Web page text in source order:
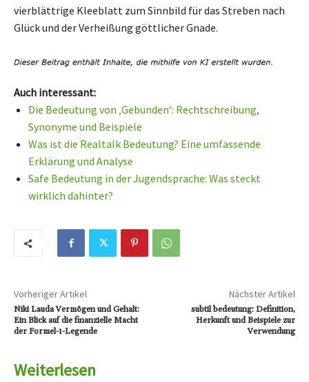
vierblättrige Kleeblatt zum Sinnbild für das Streben nach
Glück und der Verheißung göttlicher Gnade.
Auch interessant:
Die Bedeutung von ‚Gebunden‘: Rechtschreibung,
Synonyme und Beispiele
Was ist die Realtalk Bedeutung? Eine umfassende
Erklärung und Analyse
Safe Bedeutung in der Jugendsprache: Was steckt
wirklich dahinter?
Vorheriger Artikel
Niki Lauda Vermögen und Gehalt:
Ein Blick auf die finanzielle Macht
der Formel-1-Legende
Nächster Artikel
subtil bedeutung: Definition,
Herkunft und Beispiele zur
Verwendung
Weiterlesen